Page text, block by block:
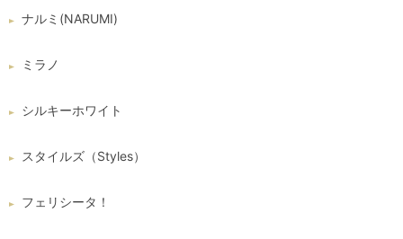
ナルミ(NARUMI)
ミラノ
シルキーホワイト
スタイルズ（Styles）
フェリシータ！